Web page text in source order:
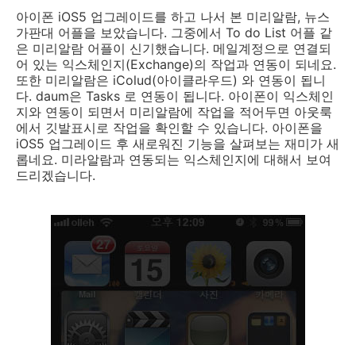
아이폰 iOS5 업그레이드를 하고 나서 본 미리알람, 뉴스
가판대 어플을 보았습니다. 그중에서 To do List 어플 같
은 미리알람 어플이 신기했습니다. 메일계정으로 연결되
어 있는 익스체인지(Exchange)의 작업과 연동이 되네요.
또한 미리알람은 iColud(아이클라우드) 와 연동이 됩니
다. daum은 Tasks 로 연동이 됩니다. 아이폰이 익스체인
지와 연동이 되면서 미리알람에 작업을 적어두면 아웃룩
에서 깃발표시로 작업을 확인할 수 있습니다. 아이폰을
iOS5 업그레이드 후 새로워진 기능을 살펴보는 재미가 새
롭네요. 미라알람과 연동되는 익스체인지에 대해서 보여
드리겠습니다.